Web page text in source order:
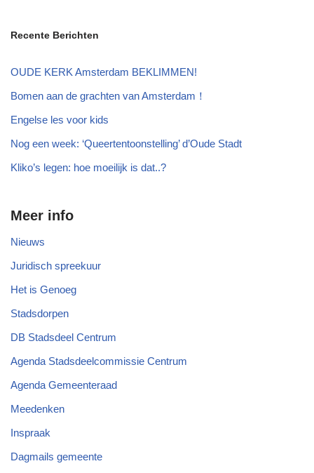
Recente Berichten
OUDE KERK Amsterdam BEKLIMMEN!
Bomen aan de grachten van Amsterdam！
Engelse les voor kids
Nog een week: ‘Queertentoonstelling’ d’Oude Stadt
Kliko’s legen: hoe moeilijk is dat..?
Meer info
Nieuws
Juridisch spreekuur
Het is Genoeg
Stadsdorpen
DB Stadsdeel Centrum
Agenda Stadsdeelcommissie Centrum
Agenda Gemeenteraad
Meedenken
Inspraak
Dagmails gemeente